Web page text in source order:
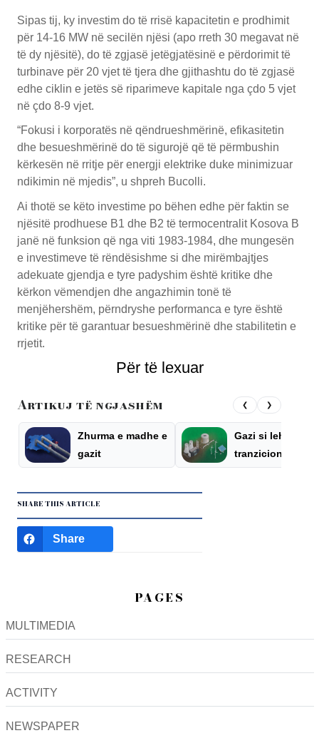
Sipas tij, ky investim do të rrisë kapacitetin e prodhimit
për 14-16 MW në secilën njësi (apo rreth 30 megavat në
të dy njësitë), do të zgjasë jetëgjatësinë e përdorimit të
turbinave për 20 vjet të tjera dhe gjithashtu do të zgjasë
edhe ciklin e jetës së riparimeve kapitale nga çdo 5 vjet
në çdo 8-9 vjet.
“Fokusi i korporatës në qëndrueshmërinë, efikasitetin
dhe besueshmërinë do të sigurojë që të përmbushin
kërkesën në rritje për energji elektrike duke minimizuar
ndikimin në mjedis”, u shpreh Bucolli.
Ai thotë se këto investime po bëhen edhe për faktin se
njësitë prodhuese B1 dhe B2 të termocentralit Kosova B
janë në funksion që nga viti 1983-1984, dhe mungesën
e investimeve të rëndësishme si dhe mirëmbajtjes
adekuate gjendja e tyre padyshim është kritike dhe
kërkon vëmendjen dhe angazhimin tonë të
menjëhershëm, përndryshe performanca e tyre është
kritike për të garantuar besueshmërinë dhe stabilitetin e
rrjetit.
Për të lexuar
Artikuj të ngjashëm ❮ ❯
Zhurma e madhe e
gazit
Gazi si lehtësim i
tranzicionit
energjetik
SHARE THIS ARTICLE
Share
PAGES
MULTIMEDIA
RESEARCH
ACTIVITY
NEWSPAPER